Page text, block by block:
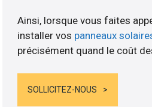
Ainsi, lorsque vous faites
installer vos panneaux
précisément quand le coût
SOLLICITEZ-NOUS